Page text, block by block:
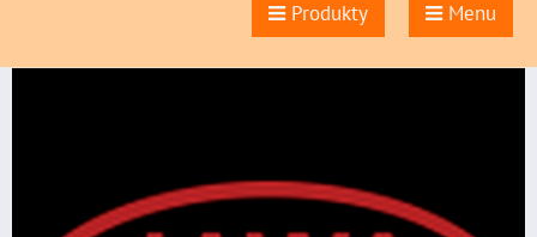
Produkty Menu